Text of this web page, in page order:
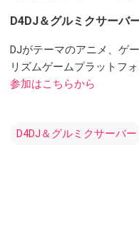
D4DJ＆グルミクサーバ
DJがテーマのアニメ、ゲ
リズムゲームプラットフ
参加はこちらから
D4DJ＆グルミクサーバー